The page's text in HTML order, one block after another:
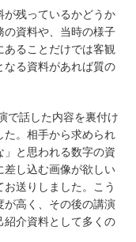
残っているかどうか
資料や、当時の様子
ることだけでは客観
なる資料があれば質の
で話した内容を裏付け
た。相手から求められ
と思われる数字の資
し込む画像が欲しい
送りしました。こう
が高く、その後の講演
紹介資料として多くの